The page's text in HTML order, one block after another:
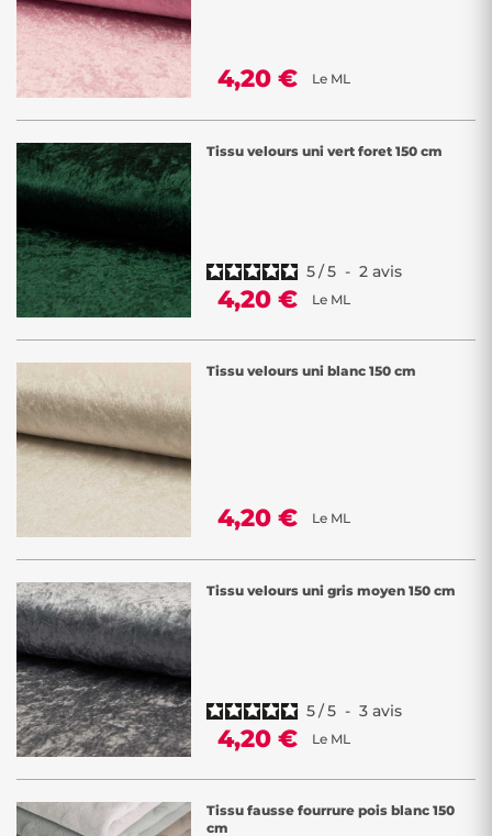
4,20 € Le ML
Tissu velours uni vert foret 150 cm
5/5 - 2 avis
4,20 € Le ML
Tissu velours uni blanc 150 cm
4,20 € Le ML
Tissu velours uni gris moyen 150 cm
5/5 - 3 avis
4,20 € Le ML
Tissu fausse fourrure pois blanc 150
cm